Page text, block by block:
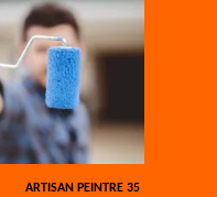
ARTISAN PEINTRE 35